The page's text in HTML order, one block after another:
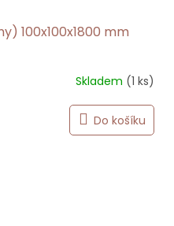
100x100x1800 mm
Skladem (1 ks)
Do košíku